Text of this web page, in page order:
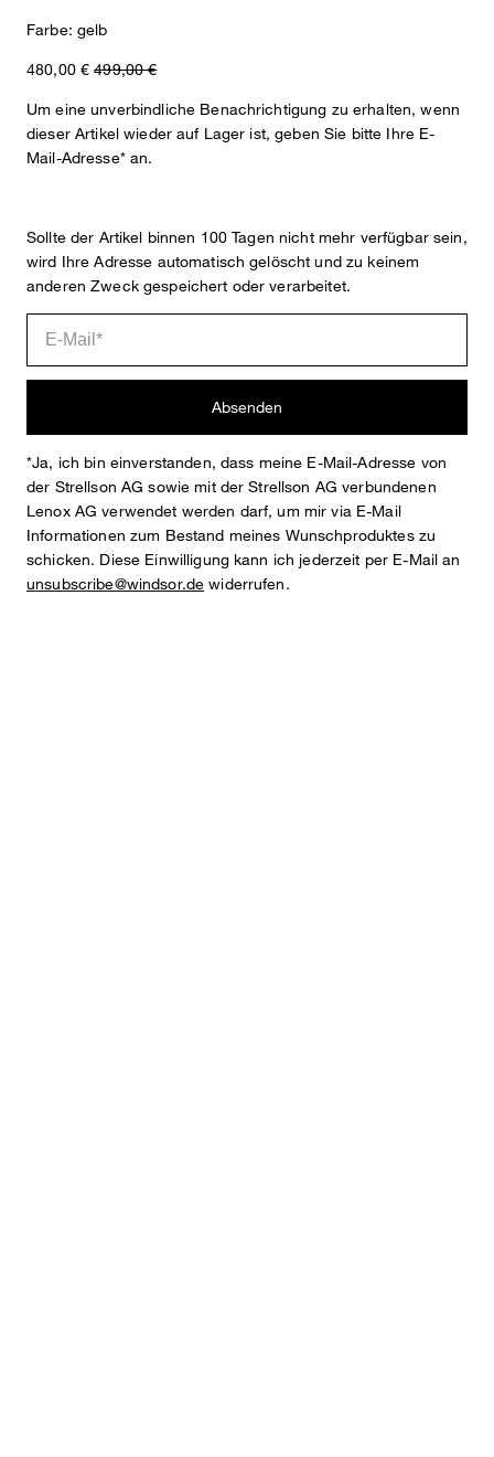
Reservierungsanfrage
Das macht diesen Artikel besonders
über einem puristischen Top und zur Jeans überzeugt die Blazer-
Jacke. Details wie der klassische Umlegekragen sowie knöpfbare
Ärmelabschlüsse zeichnen das Design aus. Harmonische Akzente
setzen Pattentaschen auf Brusthöhe. Aus stretchiger
Leinenmischung mit fließendem Futter begeistert der Style als
komfortable und zugleich leichte Wahl für jeden Tag.
Farbe: gelb
480,00 €499,00 €
Um eine unverbindliche Benachrichtigung zu erhalten, wenn
dieser Artikel wieder auf Lager ist, geben Sie bitte Ihre E-
Mail-Adresse* an.
Sollte der Artikel binnen 100 Tagen nicht mehr verfügbar sein,
wird Ihre Adresse automatisch gelöscht und zu keinem
anderen Zweck gespeichert oder verarbeitet.
Absenden
*Ja, ich bin einverstanden, dass meine E-Mail-Adresse von
der Strellson AG sowie mit der Strellson AG verbundenen
Lenox AG verwendet werden darf, um mir via E-Mail
Informationen zum Bestand meines Wunschproduktes zu
schicken. Diese Einwilligung kann ich jederzeit per E-Mail an
unsubscribe@windsor.de widerrufen.